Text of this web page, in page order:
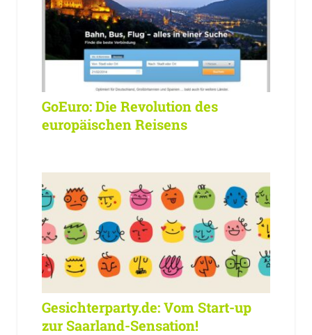
GoEuro: Die Revolution des
europäischen Reisens
Gesichterparty.de: Vom Start-up
zur Saarland-Sensation!